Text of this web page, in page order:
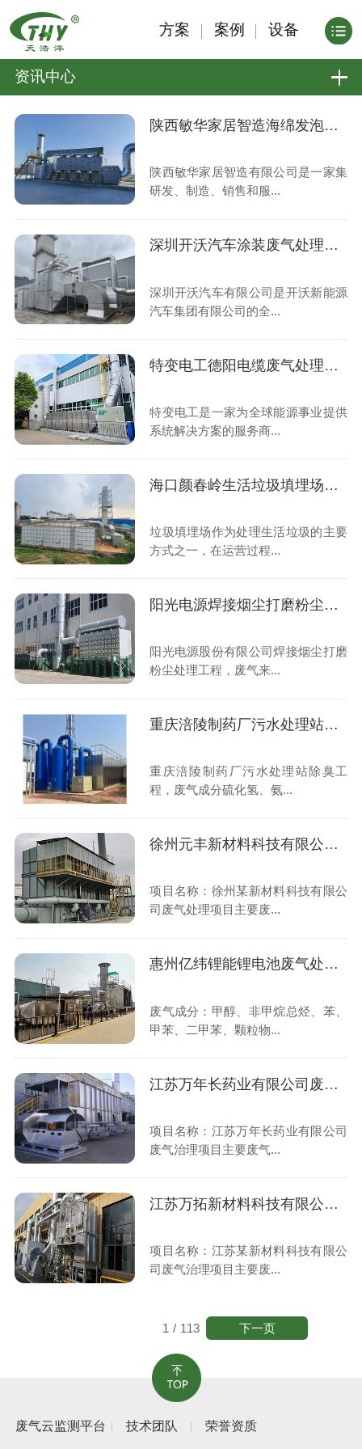
方案 案例 设备
资讯中心
陕西敏华家居智造海绵发泡废气治理工程
陕西敏华家居智造有限公司是一家集
研发、制造、销售和服...
深圳开沃汽车涂装废气处理工程
深圳开沃汽车有限公司是开沃新能源
汽车集团有限公司的全...
特变电工德阳电缆废气处理工程
特变电工是一家为全球能源事业提供
系统解决方案的服务商...
海口颜春岭生活垃圾填埋场渗滤液处理厂除臭工程
垃圾填埋场作为处理生活垃圾的主要
方式之一，在运营过程...
阳光电源焊接烟尘打磨粉尘处理工程
阳光电源股份有限公司焊接烟尘打磨
粉尘处理工程，废气来...
重庆涪陵制药厂污水处理站除臭工程
重庆涪陵制药厂污水处理站除臭工
程，废气成分硫化氢、氨...
徐州元丰新材料科技有限公司废气处理项目
项目名称：徐州某新材料科技有限公
司废气处理项目主要废...
惠州亿纬锂能锂电池废气处理工程
废气成分：甲醇、非甲烷总烃、苯、
甲苯、二甲苯、颗粒物...
江苏万年长药业有限公司废气治理项目
项目名称：江苏万年长药业有限公司
废气治理项目主要废气...
江苏万拓新材料科技有限公司废气治理项目
项目名称：江苏某新材料科技有限公
司废气治理项目主要废...
1 / 113 下一页
废气云监测平台 技术团队 荣誉资质